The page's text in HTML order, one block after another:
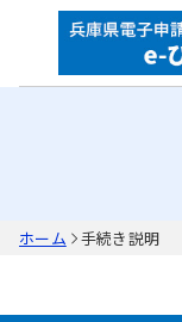
ホーム 手続き説明